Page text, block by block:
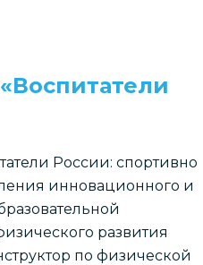
России: спортивно
инновационного и
развития
по физической